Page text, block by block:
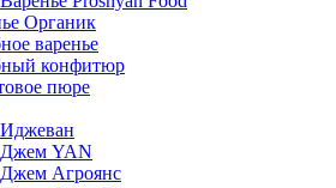
Органик
варенье
конфитюр
пюре
Иджеван
Джем YAN
Джем Агроянс